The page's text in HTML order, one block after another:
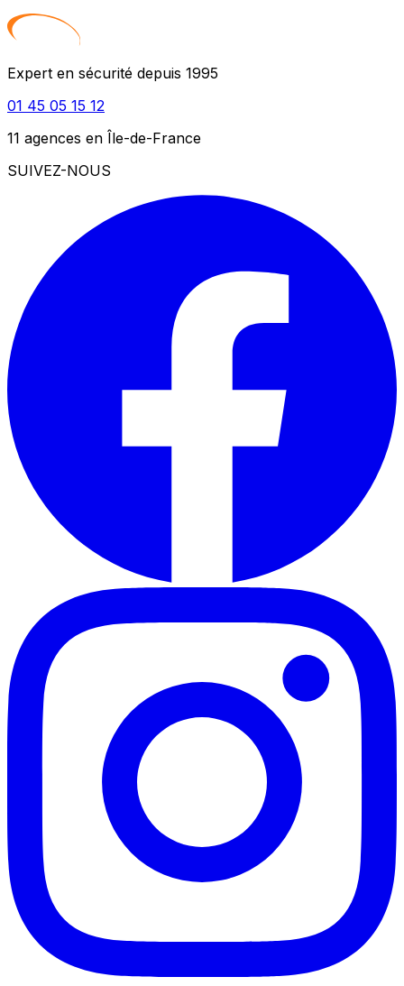
Expert en sécurité depuis 1995
01 45 05 15 12
11 agences en Île-de-France
SUIVEZ-NOUS